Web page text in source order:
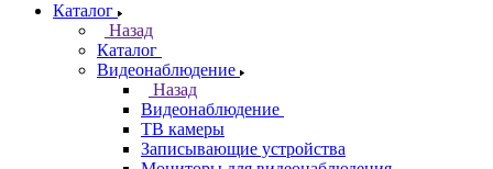
Каталог
Назад
Каталог
Видеонаблюдение
Назад
Видеонаблюдение
ТВ камеры
Записывающие устройства